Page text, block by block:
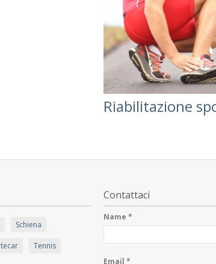
Riabilitazione
Schiena
tecar Tennis
Contattaci
Name *
Email *